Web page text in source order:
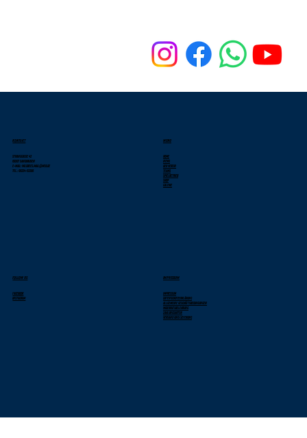
KONTAKT
Stranggasse 42
69207 Sandhausen
E-Mail: wildbees.mail@web.de
Tel.: 06224-52286
MENU
Home
News
Der Verein
Teams
Spielbetrieb
Shop
Galerie
FOLLOW US
Facebook
Instagram
IMPRESSUM
Impressum
Datenschutzerklärung
Allgemeine Geschäftsbedingungen
Widerrufsbelehrung
Zahlungsarten
Versand und Lieferung